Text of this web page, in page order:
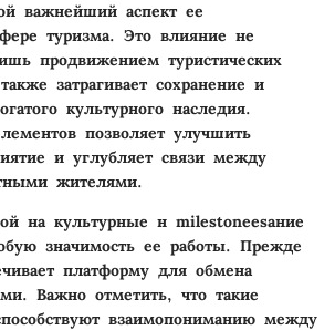
важнейший аспект ее
туризма. Это влияние не
продвижением туристических
затрагивает сохранение и
культурного наследия.
позволяет улучшить
и углубляет связи между
жителями.
на культурные н milestoneesание
значимость ее работы. Прежде
платформу для обмена
Важно отметить, что такие
взаимопониманию между